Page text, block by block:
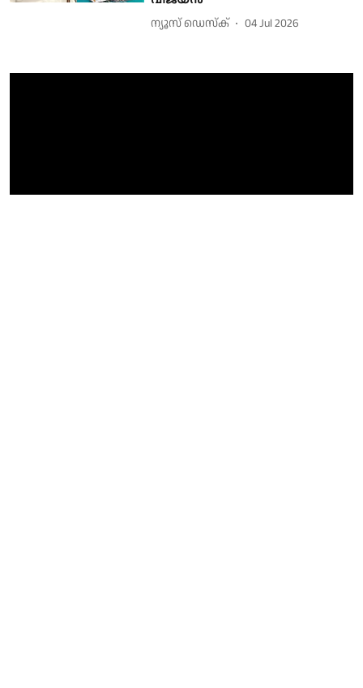
ന്യൂസ് ഡെസ്ക് 04 Jul 2026